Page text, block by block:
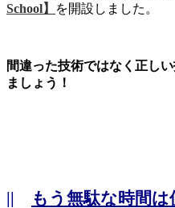
School】
を開設しました。
間違った技術ではなく正し
ましょう！
||
もう無駄な時間